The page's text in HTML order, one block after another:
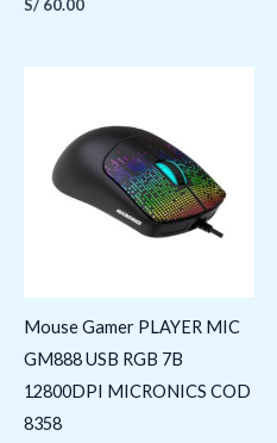
S/ 60.00
Mouse Gamer PLAYER MIC
GM888 USB RGB 7B
12800DPI MICRONICS COD
8358